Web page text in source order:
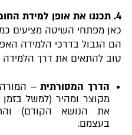
4. תכננו את אופן למידת החומר המצומצם
כאן מפתחי השיטה מציעים
הם הגבול בדרכי הלמידה
טוב להתאים את דרך הלמידה
הדרך המסורתית–
מקוצר ומהיר (למשל
את הנושא הקודם)
בעצמם.